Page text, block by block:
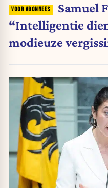
Samuel
“Intelligentie
modieuze